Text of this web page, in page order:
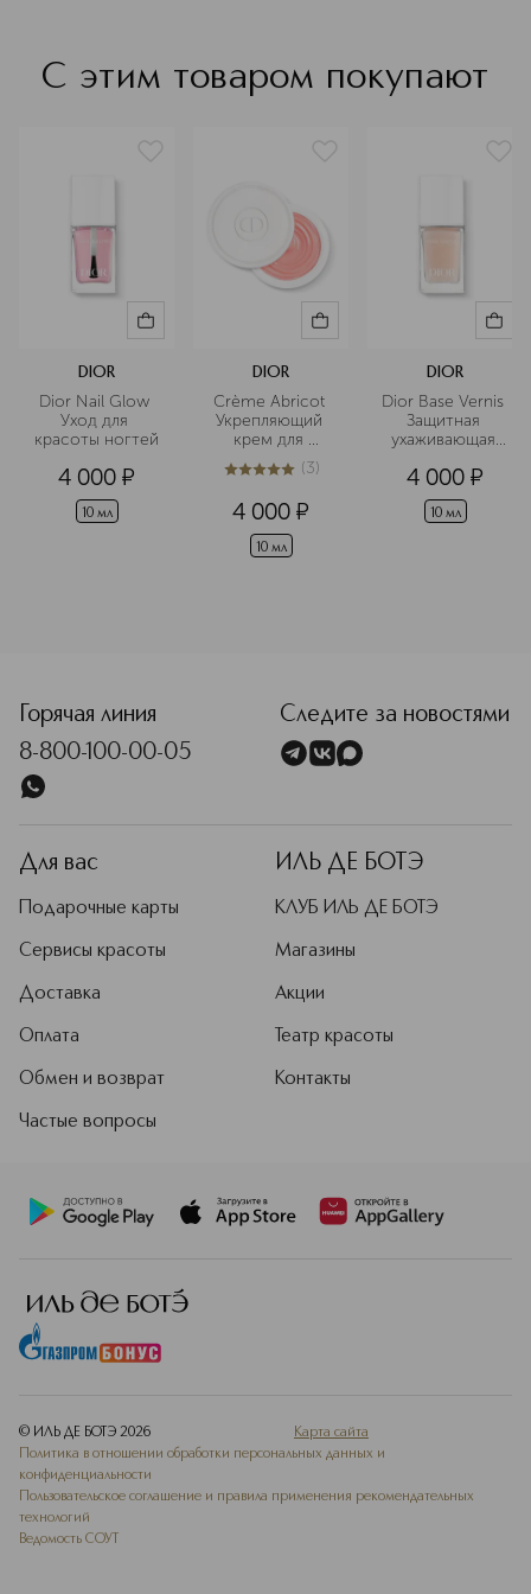
С этим товаром покупают
DIOR
Dior Nail Glow
Уход для
красоты ногтей
4 000 ¤
10 мл
DIOR
Crème Abricot
Укрепляющий
крем для
ногтей
5из 53 (3)
4 000 ¤
10 мл
DIOR
Dior Base Vernis
Защитная
ухаживающая
4 000 ¤
10 мл
Горячая линия
8-800-100-00-05
Следите за новостями
Для вас
Подарочные карты
Сервисы красоты
Доставка
Оплата
Обмен и возврат
Частые вопросы
ИЛЬ ДЕ БОТЭ
КЛУБ ИЛЬ ДЕ БОТЭ
Магазины
Акции
Театр красоты
Контакты
© ИЛЬ ДЕ БОТЭ 2026
Карта сайта
Политика в отношении обработки персональных данных и
конфиденциальности
Пользовательское соглашение и правила применения рекомендательных
технологий
Ведомость СОУТ